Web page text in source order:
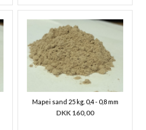
Mapei sand 25 kg. 0,4 - 0,8 mm
DKK 160,00